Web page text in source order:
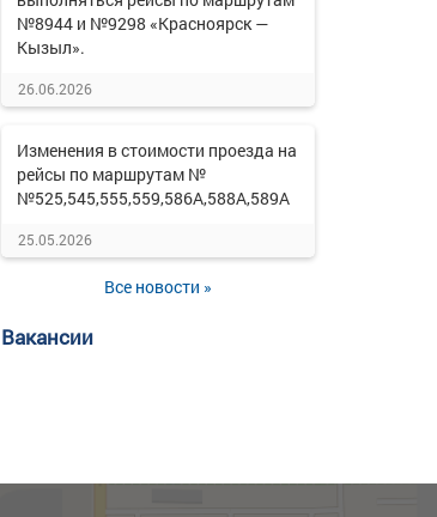
№8944 и №9298 «Красноярск —
Кызыл».
26.06.2026
Изменения в стоимости проезда на
рейсы по маршрутам №
№525,545,555,559,586А,588А,589А
25.05.2026
Все новости »
Вакансии